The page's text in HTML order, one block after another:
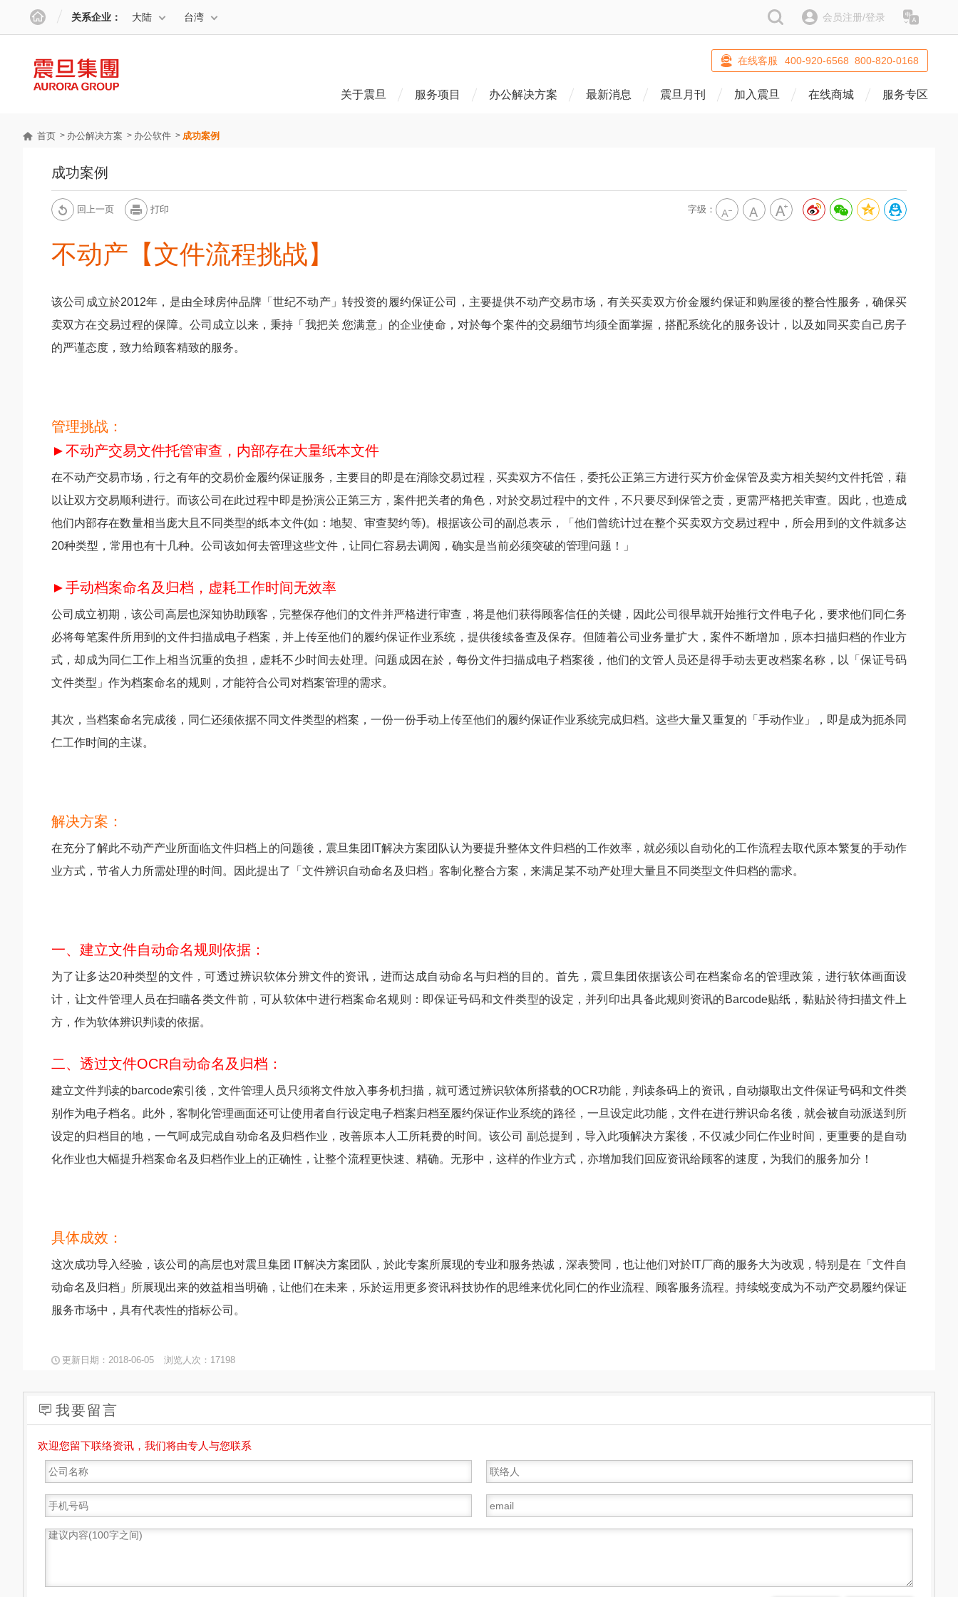
关系企业： 大陆 台湾 搜索 会员注册/登录
在线客服 400-920-6568 800-820-0168
关于震旦 服务项目 办公解决方案 最新消息 震旦月刊 加入震旦 在线商城 服务专区
首页 办公解决方案 办公软件 成功案例
成功案例
回上一页 打印 字级：
不动产【文件流程挑战】
该公司成立於2012年，是由全球房仲品牌「世纪不动产」转投资的履约保证公司，主要提供不动产交易市场，有关买卖双方价金履约保证和购屋後的整合性服务，确保买
卖双方在交易过程的保障。公司成立以来，秉持「我把关 您满意」的企业使命，对於每个案件的交易细节均须全面掌握，搭配系统化的服务设计，以及如同买卖自己房子
的严谨态度，致力给顾客精致的服务。
管理挑战：
►不动产交易文件托管审查，内部存在大量纸本文件
在不动产交易市场，行之有年的交易价金履约保证服务，主要目的即是在消除交易过程，买卖双方不信任，委托公正第三方进行买方价金保管及卖方相关契约文件托管，藉
以让双方交易顺利进行。而该公司在此过程中即是扮演公正第三方，案件把关者的角色，对於交易过程中的文件，不只要尽到保管之责，更需严格把关审查。因此，也造成
他们内部存在数量相当庞大且不同类型的纸本文件(如：地契、审查契约等)。根据该公司的副总表示，「他们曾统计过在整个买卖双方交易过程中，所会用到的文件就多达
20种类型，常用也有十几种。公司该如何去管理这些文件，让同仁容易去调阅，确实是当前必须突破的管理问题！」
►手动档案命名及归档，虚耗工作时间无效率
公司成立初期，该公司高层也深知协助顾客，完整保存他们的文件并严格进行审查，将是他们获得顾客信任的关键，因此公司很早就开始推行文件电子化，要求他们同仁务
必将每笔案件所用到的文件扫描成电子档案，并上传至他们的履约保证作业系统，提供後续备查及保存。但随着公司业务量扩大，案件不断增加，原本扫描归档的作业方
式，却成为同仁工作上相当沉重的负担，虚耗不少时间去处理。问题成因在於，每份文件扫描成电子档案後，他们的文管人员还是得手动去更改档案名称，以「保证号码
文件类型」作为档案命名的规则，才能符合公司对档案管理的需求。
其次，当档案命名完成後，同仁还须依据不同文件类型的档案，一份一份手动上传至他们的履约保证作业系统完成归档。这些大量又重复的「手动作业」，即是成为扼杀同
仁工作时间的主谋。
解决方案：
在充分了解此不动产产业所面临文件归档上的问题後，震旦集团IT解决方案团队认为要提升整体文件归档的工作效率，就必须以自动化的工作流程去取代原本繁复的手动作
业方式，节省人力所需处理的时间。因此提出了「文件辨识自动命名及归档」客制化整合方案，来满足某不动产处理大量且不同类型文件归档的需求。
一、建立文件自动命名规则依据：
为了让多达20种类型的文件，可透过辨识软体分辨文件的资讯，进而达成自动命名与归档的目的。首先，震旦集团依据该公司在档案命名的管理政策，进行软体画面设
计，让文件管理人员在扫瞄各类文件前，可从软体中进行档案命名规则：即保证号码和文件类型的设定，并列印出具备此规则资讯的Barcode贴纸，黏贴於待扫描文件上
方，作为软体辨识判读的依据。
二、透过文件OCR自动命名及归档：
建立文件判读的barcode索引後，文件管理人员只须将文件放入事务机扫描，就可透过辨识软体所搭载的OCR功能，判读条码上的资讯，自动撷取出文件保证号码和文件类
别作为电子档名。此外，客制化管理画面还可让使用者自行设定电子档案归档至履约保证作业系统的路径，一旦设定此功能，文件在进行辨识命名後，就会被自动派送到所
设定的归档目的地，一气呵成完成自动命名及归档作业，改善原本人工所耗费的时间。该公司 副总提到，导入此项解决方案後，不仅减少同仁作业时间，更重要的是自动
化作业也大幅提升档案命名及归档作业上的正确性，让整个流程更快速、精确。无形中，这样的作业方式，亦增加我们回应资讯给顾客的速度，为我们的服务加分！
具体成效：
这次成功导入经验，该公司的高层也对震旦集团 IT解决方案团队，於此专案所展现的专业和服务热诚，深表赞同，也让他们对於IT厂商的服务大为改观，特别是在「文件自
动命名及归档」所展现出来的效益相当明确，让他们在未来，乐於运用更多资讯科技协作的思维来优化同仁的作业流程、顾客服务流程。持续蜕变成为不动产交易履约保证
服务市场中，具有代表性的指标公司。
更新日期：2018-06-05 浏览人次：17198
我要留言
欢迎您留下联络资讯，我们将由专人与您联系